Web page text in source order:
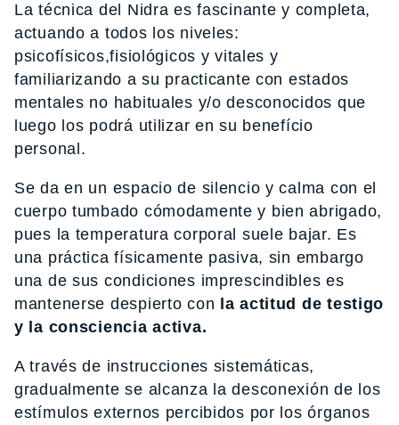
La técnica del Nidra es fascinante y completa,
actuando a todos los niveles:
psicofísicos,fisiológicos y vitales y
familiarizando a su practicante con estados
mentales no habituales y/o desconocidos que
luego los podrá utilizar en su benefício
personal.
Se da en un espacio de silencio y calma con el
cuerpo tumbado cómodamente y bien abrigado,
pues la temperatura corporal suele bajar. Es
una práctica físicamente pasiva, sin embargo
una de sus condiciones imprescindibles es
mantenerse despierto con la actitud de testigo
y la consciencia activa.
A través de instrucciones sistemáticas,
gradualmente se alcanza la desconexión de los
estímulos externos percibidos por los órganos